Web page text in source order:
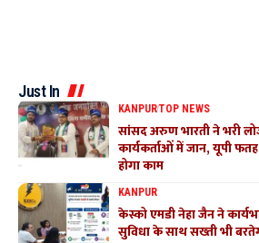
Just In
KANPURTOP NEWS
सांसद अरुण भारती ने भरी
कार्यकर्ताओं में जान, यूपी
होगा काम
KANPUR
केस्को एमडी नेहा जैन ने
सुविधा के साथ सख्ती भी